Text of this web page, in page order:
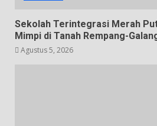
Sekolah Terintegrasi Merah
Mimpi di Tanah Rempang-
Agustus 5, 2026